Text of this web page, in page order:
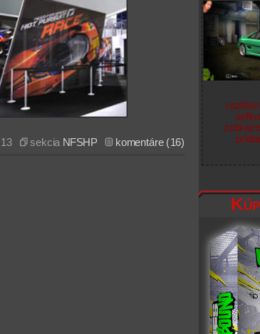
sekcia NFSHP komentáre (16)